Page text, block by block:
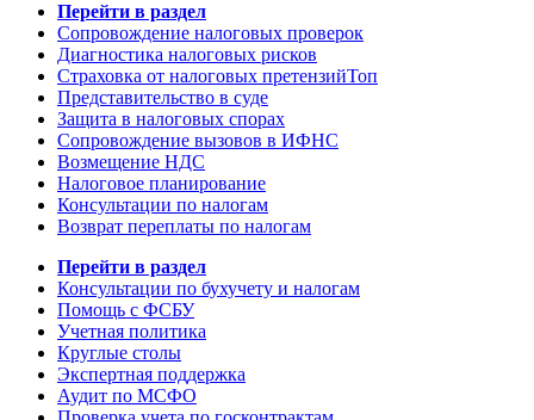
Перейти в раздел
Сопровождение налоговых проверок
Диагностика налоговых рисков
Страховка от налоговых претензийТоп
Представительство в суде
Защита в налоговых спорах
Сопровождение вызовов в ИФНС
Возмещение НДС
Налоговое планирование
Консультации по налогам
Возврат переплаты по налогам
Перейти в раздел
Консультации по бухучету и налогам
Помощь с ФСБУ
Учетная политика
Круглые столы
Экспертная поддержка
Аудит по МСФО